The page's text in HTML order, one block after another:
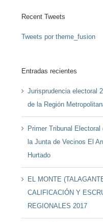
Recent Tweets
Tweets por theme_fusion
Entradas recientes
Jurisprudencia electoral
de la Región
Primer Tribunal
la Junta de Vecinos El
Hurtado
EL MONTE
CALIFICACIÓN Y
REGIONALES 2017